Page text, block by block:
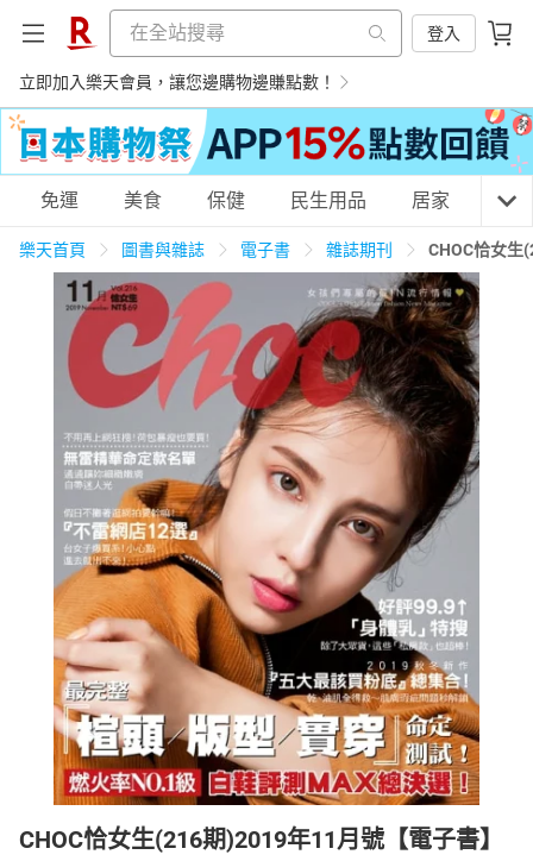
登入
立即加入樂天會員，讓您邊購物邊賺點數！
購物網分類
天天免運 美食蛋糕 養生保健 民生用品
運動休閒 親子玩具
女裝 男裝 化妝保養 情趣用品
日本購物 電子/紙本書
HOT
免運 美食 保健 民生用品 居家 3C
樂天首頁 圖書與雜誌 電子書 雜誌期刊 CHOC恰女生
CHOC恰女生(216期)2019年11月號【電子書】